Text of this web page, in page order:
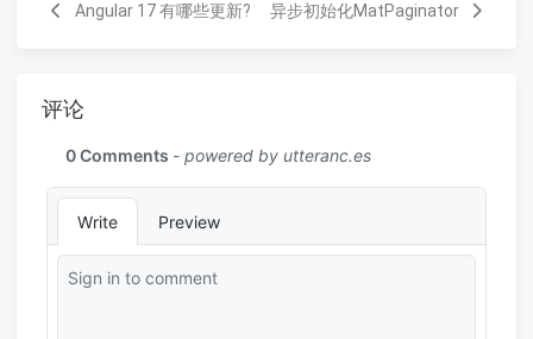
Angular 17 有哪些更新? 异步初始化MatPaginator
评论